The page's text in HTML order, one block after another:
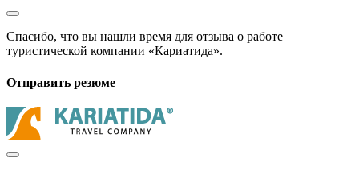
Спасибо, что вы нашли время для отзыва о работе
туристической компании «Кариатида».
Отправить резюме